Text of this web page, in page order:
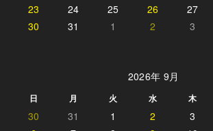
23
24 25 26 27
30
31 1 2 3
2026年 9月
日 月 火 水 木
30 31 1 2 3